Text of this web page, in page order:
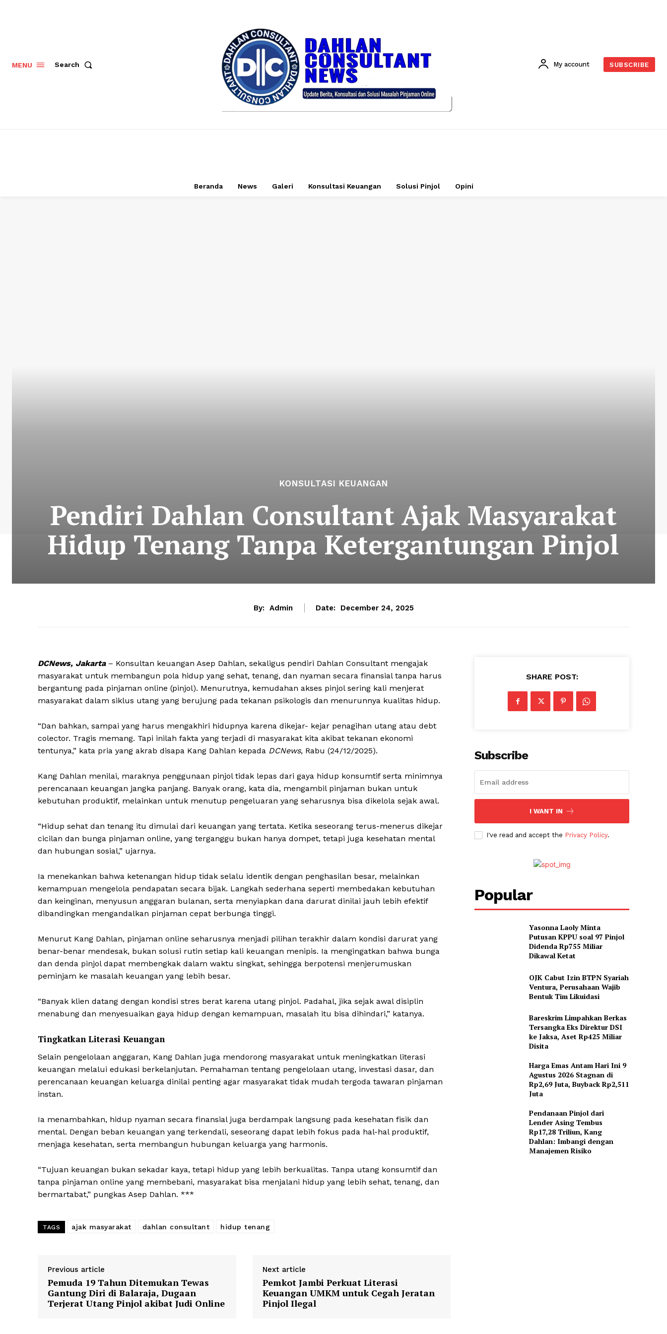
SUBSCRIBE NOW
Company
Contact
MENU Search My account SUBSCRIBE
Beranda News Galeri Konsultasi Keuangan Solusi Pinjol Opini
KONSULTASI KEUANGAN
Pendiri Dahlan Consultant Ajak Masyarakat
Hidup Tenang Tanpa Ketergantungan Pinjol
By: Admin Date: December 24, 2025
DCNews, Jakarta– Konsultan keuangan Asep Dahlan, sekaligus pendiri Dahlan Consultant mengajak
masyarakat untuk membangun pola hidup yang sehat, tenang, dan nyaman secara finansial tanpa harus
bergantung pada pinjaman online (pinjol). Menurutnya, kemudahan akses pinjol sering kali menjerat
masyarakat dalam siklus utang yang berujung pada tekanan psikologis dan menurunnya kualitas hidup.
“Dan bahkan, sampai yang harus mengakhiri hidupnya karena dikejar- kejar penagihan utang atau debt
colector. Tragis memang. Tapi inilah fakta yang terjadi di masyarakat kita akibat tekanan ekonomi
tentunya,” kata pria yang akrab disapa Kang Dahlan kepada DCNews, Rabu (24/12/2025).
Kang Dahlan menilai, maraknya penggunaan pinjol tidak lepas dari gaya hidup konsumtif serta minimnya
perencanaan keuangan jangka panjang. Banyak orang, kata dia, mengambil pinjaman bukan untuk
kebutuhan produktif, melainkan untuk menutup pengeluaran yang seharusnya bisa dikelola sejak awal.
“Hidup sehat dan tenang itu dimulai dari keuangan yang tertata. Ketika seseorang terus-menerus dikejar
cicilan dan bunga pinjaman online, yang terganggu bukan hanya dompet, tetapi juga kesehatan mental
dan hubungan sosial,” ujarnya.
Ia menekankan bahwa ketenangan hidup tidak selalu identik dengan penghasilan besar, melainkan
kemampuan mengelola pendapatan secara bijak. Langkah sederhana seperti membedakan kebutuhan
dan keinginan, menyusun anggaran bulanan, serta menyiapkan dana darurat dinilai jauh lebih efektif
dibandingkan mengandalkan pinjaman cepat berbunga tinggi.
Menurut Kang Dahlan, pinjaman online seharusnya menjadi pilihan terakhir dalam kondisi darurat yang
benar-benar mendesak, bukan solusi rutin setiap kali keuangan menipis. Ia mengingatkan bahwa bunga
dan denda pinjol dapat membengkak dalam waktu singkat, sehingga berpotensi menjerumuskan
peminjam ke masalah keuangan yang lebih besar.
“Banyak klien datang dengan kondisi stres berat karena utang pinjol. Padahal, jika sejak awal disiplin
menabung dan menyesuaikan gaya hidup dengan kemampuan, masalah itu bisa dihindari,” katanya.
Tingkatkan Literasi Keuangan
Selain pengelolaan anggaran, Kang Dahlan juga mendorong masyarakat untuk meningkatkan literasi
keuangan melalui edukasi berkelanjutan. Pemahaman tentang pengelolaan utang, investasi dasar, dan
perencanaan keuangan keluarga dinilai penting agar masyarakat tidak mudah tergoda tawaran pinjaman
instan.
Ia menambahkan, hidup nyaman secara finansial juga berdampak langsung pada kesehatan fisik dan
mental. Dengan beban keuangan yang terkendali, seseorang dapat lebih fokus pada hal-hal produktif,
menjaga kesehatan, serta membangun hubungan keluarga yang harmonis.
“Tujuan keuangan bukan sekadar kaya, tetapi hidup yang lebih berkualitas. Tanpa utang konsumtif dan
tanpa pinjaman online yang membebani, masyarakat bisa menjalani hidup yang lebih sehat, tenang, dan
bermartabat,” pungkas Asep Dahlan. ***
TAGS ajak masyarakat dahlan consultant hidup tenang
Previous article
Pemuda 19 Tahun Ditemukan Tewas
Gantung Diri di Balaraja, Dugaan
Terjerat Utang Pinjol akibat Judi Online
Next article
Pemkot Jambi Perkuat Literasi
Keuangan UMKM untuk Cegah Jeratan
Pinjol Ilegal
SHARE POST:
Subscribe
I WANT IN
I've read and accept the Privacy Policy.
Popular
Yasonna Laoly Minta
Putusan KPPU soal 97 Pinjol
Didenda Rp755 Miliar
Dikawal Ketat
OJK Cabut Izin BTPN Syariah
Ventura, Perusahaan Wajib
Bentuk Tim Likuidasi
Bareskrim Limpahkan Berkas
Tersangka Eks Direktur DSI
ke Jaksa, Aset Rp425 Miliar
Disita
Harga Emas Antam Hari Ini 9
Agustus 2026 Stagnan di
Rp2,69 Juta, Buyback Rp2,511
Juta
Pendanaan Pinjol dari
Lender Asing Tembus
Rp17,28 Triliun, Kang
Dahlan: Imbangi dengan
Manajemen Risiko